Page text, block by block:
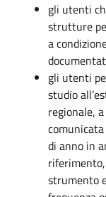
gli utenti
strutture
a
gli utenti
studio
regionale,
di anno in
strumento